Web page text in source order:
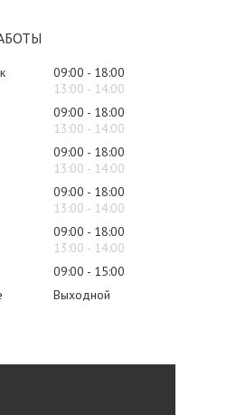
09:00
18:00
13:00
14:00
09:00
18:00
13:00
14:00
09:00
18:00
13:00
14:00
09:00
18:00
13:00
14:00
09:00
18:00
13:00
14:00
09:00
15:00
Выходной